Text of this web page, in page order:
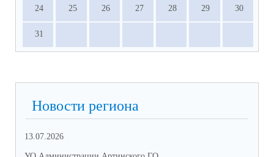
24 25 26 27 28 29 30
31
Новости региона
13.07.2026